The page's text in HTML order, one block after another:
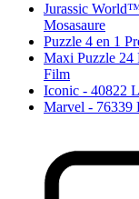
Jurassic
Mosasaure
Puzzle 4 en 1
Maxi Puzzle 24
Film
Iconic - 40822
Marvel - 76339